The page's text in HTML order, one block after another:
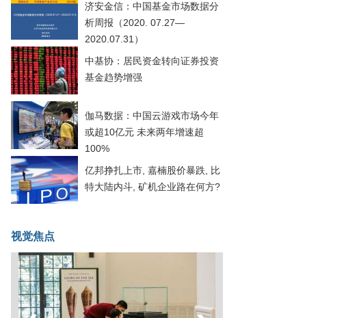
）
济安金信：中国基金市场数据分
析周报（2020. 07.27—
2020.07.31）
中基协：居民资金转向证券投资
基金趋势增强
伽马数据：中国云游戏市场今年
或超10亿元 未来两年增速超
100%
亿邦挣扎上市, 嘉楠股价暴跌, 比
特大陆内斗, 矿机企业路在何方?
视觉焦点